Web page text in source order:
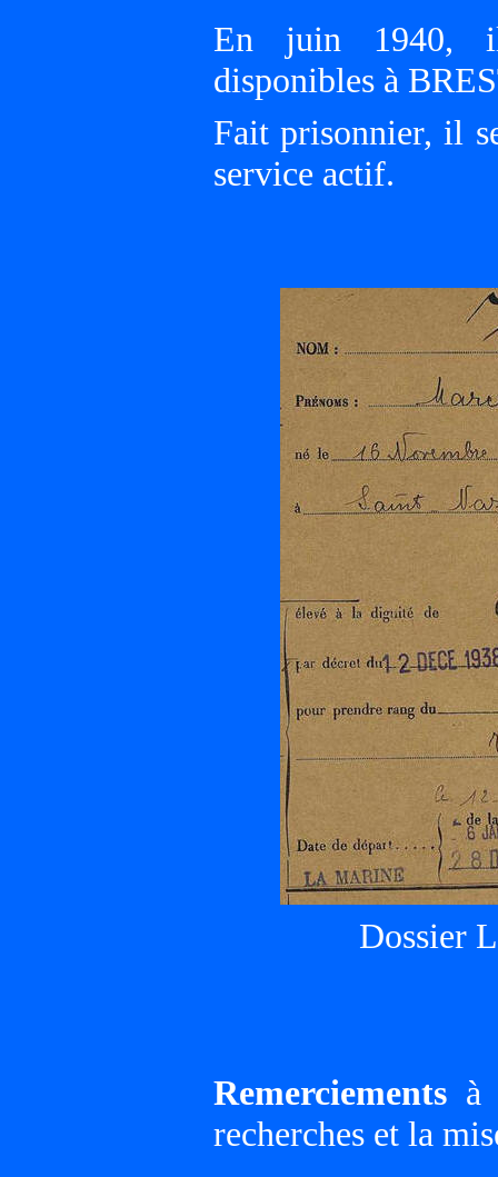
En juin 1940, il
disponibles à
Fait prisonnier, il
service actif.
Dossier
Remerciements à
recherches et la